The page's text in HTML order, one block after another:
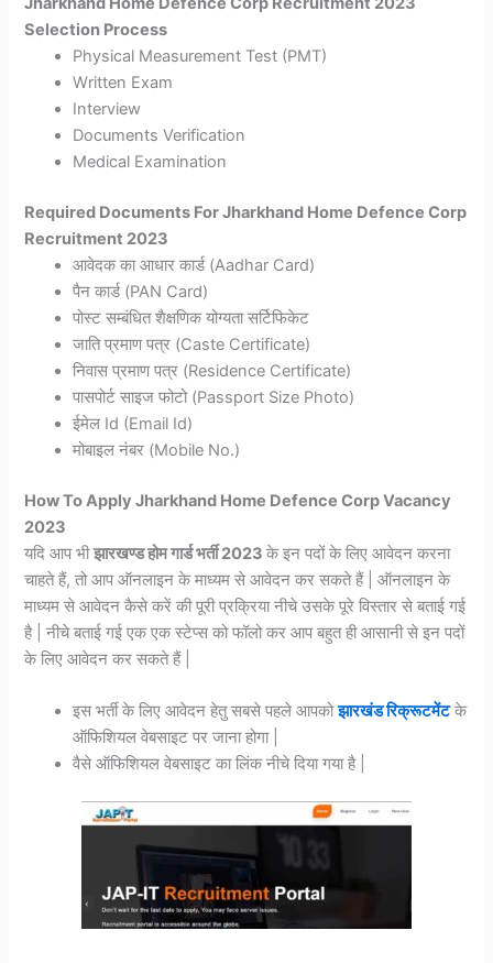
Selection Process
Physical Measurement Test (PMT)
Written Exam
Interview
Documents Verification
Medical Examination
Required Documents For Jharkhand Home Defence Corp
Recruitment 2023
आवेदक का आधार कार्ड (Aadhar Card)
पैन कार्ड (PAN Card)
पोस्ट सम्बंधित शैक्षणिक योग्यता सर्टिफिकेट
जाति प्रमाण पत्र (Caste Certificate)
निवास प्रमाण पत्र (Residence Certificate)
पासपोर्ट साइज फोटो (Passport Size Photo)
ईमेल Id (Email Id)
मोबाइल नंबर (Mobile No.)
How To Apply Jharkhand Home Defence Corp Vacancy
2023
यदि आप भीझारखण्ड होम गार्ड भर्ती 2023के इन पदों के लिए आवेदन करना
चाहते हैं, तो आप ऑनलाइन के माध्यम से आवेदन कर सकते हैं | ऑनलाइन के
माध्यम से आवेदन कैसे करें की पूरी प्रक्रिया नीचे उसके पूरे विस्तार से बताई गई
है | नीचे बताई गई एक एक स्टेप्स को फॉलो कर आप बहुत ही आसानी से इन पदों
के लिए आवेदन कर सकते हैं |
इस भर्ती के लिए आवेदन हेतु सबसे पहले आपकोझारखंड रिक्रूटमेंटके
ऑफिशियल वेबसाइट पर जाना होगा |
वैसे ऑफिशियल वेबसाइट का लिंक नीचे दिया गया है |